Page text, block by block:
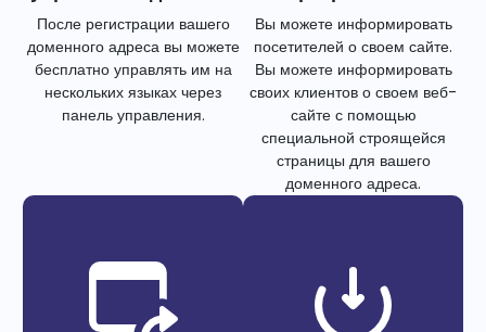
После регистрации вашего
доменного адреса вы можете
бесплатно управлять им на
нескольких языках через
панель управления.
Вы можете информировать
посетителей о своем сайте.
Вы можете информировать
своих клиентов о своем веб-
сайте с помощью
специальной строящейся
страницы для вашего
доменного адреса.